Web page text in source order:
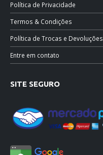
Política de Privacidade
Termos & Condições
Política de Trocas e Devoluções
Entre em contato
SITE SEGURO